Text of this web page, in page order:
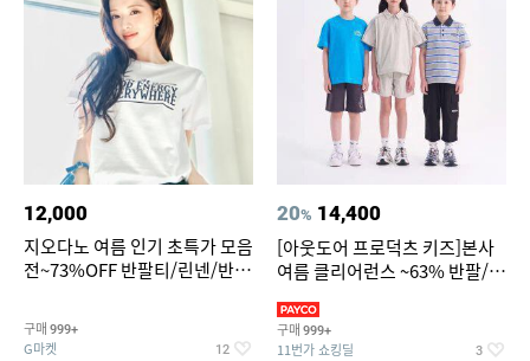
12,000
지오다노 여름 인기 초특가 모음
전~73%OFF 반팔티/린넨/반바
구매 999+
G마켓 12
20% 14,400
[아웃도어 프로덕츠 키즈]본사
여름 클리어런스 ~63% 반팔/반
구매 999+
11번가 쇼킹딜 3